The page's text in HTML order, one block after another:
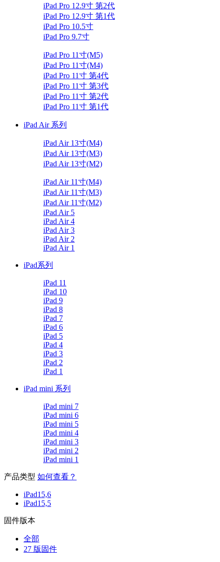
iPad Pro 12.9寸 第2代
iPad Pro 12.9寸 第1代
iPad Pro 10.5寸
iPad Pro 9.7寸
iPad Pro 11寸(M5)
iPad Pro 11寸(M4)
iPad Pro 11寸 第4代
iPad Pro 11寸 第3代
iPad Pro 11寸 第2代
iPad Pro 11寸 第1代
iPad Air 系列
iPad Air 13寸(M4)
iPad Air 13寸(M3)
iPad Air 13寸(M2)
iPad Air 11寸(M4)
iPad Air 11寸(M3)
iPad Air 11寸(M2)
iPad Air 5
iPad Air 4
iPad Air 3
iPad Air 2
iPad Air 1
iPad系列
iPad 11
iPad 10
iPad 9
iPad 8
iPad 7
iPad 6
iPad 5
iPad 4
iPad 3
iPad 2
iPad 1
iPad mini 系列
iPad mini 7
iPad mini 6
iPad mini 5
iPad mini 4
iPad mini 3
iPad mini 2
iPad mini 1
产品类型 如何查看？
iPad15,6
iPad15,5
固件版本
全部
27 版固件